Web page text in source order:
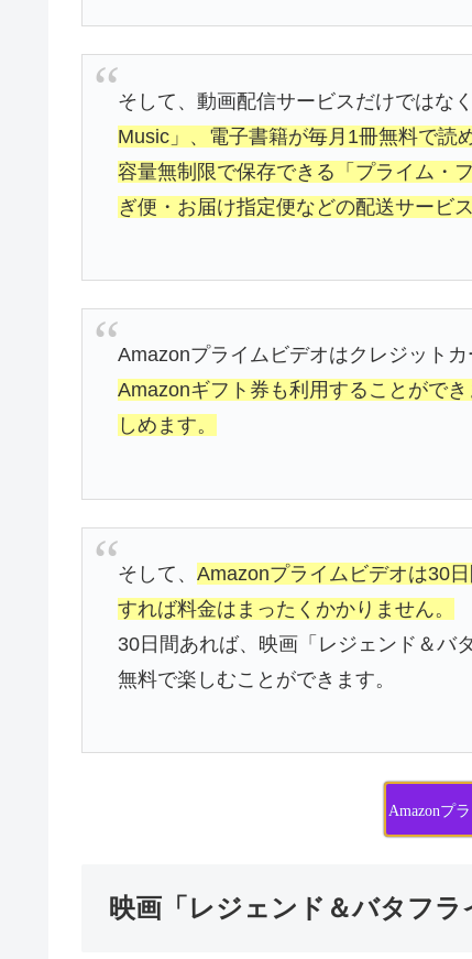
そして、動画配信サービスだけではなく
Music」、電子書籍が毎月1冊無料で読
容量無制限で保存できる「プライム・
ぎ便・お届け指定便などの配送サービ
Amazonプライムビデオはクレジットカ
Amazonギフト券も利用することがで
しめます。
そして、Amazonプライムビデオは30
すれば料金はまったくかかりません。
30日間あれば、映画「レジェンド＆バ
無料で楽しむことができます。
Amazonプ
映画「レジェンド＆バタフ